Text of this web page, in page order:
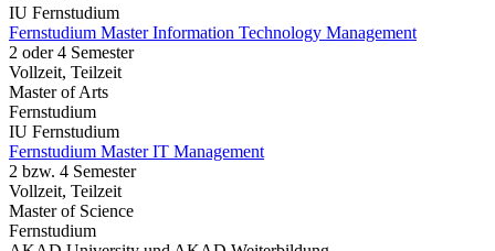
IU Fernstudium
Fernstudium Master Information Technology Management
2 oder 4 Semester
Vollzeit, Teilzeit
Master of Arts
Fernstudium
IU Fernstudium
Fernstudium Master IT Management
2 bzw. 4 Semester
Vollzeit, Teilzeit
Master of Science
Fernstudium